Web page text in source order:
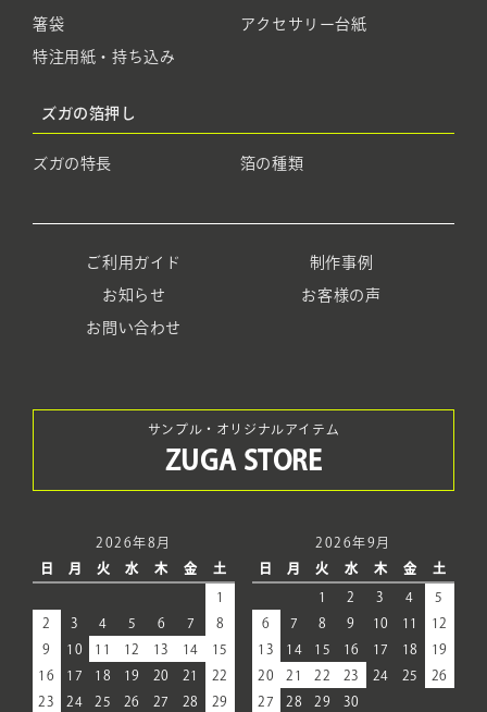
箸袋 アクセサリー台紙
特注用紙・持ち込み
ズガの箔押し
ズガの特長 箔の種類
ご利用ガイド 制作事例
お知らせ お客様の声
お問い合わせ
サンプル・オリジナルアイテム
ZUGA STORE
2026年8月
日
月 火 水 木 金 土
1
2
3 4 5 6 7
8
9
10 11 12 13 14
15
16
17 18 19 20 21
22
23
24 25 26 27 28 29
2026年9月
日
月 火 水 木 金 土
1 2 3 4
5
6
7 8 9 10 11
12
13
14 15 16 17 18
19
20
21 22 23 24 25
26
27
28 29 30